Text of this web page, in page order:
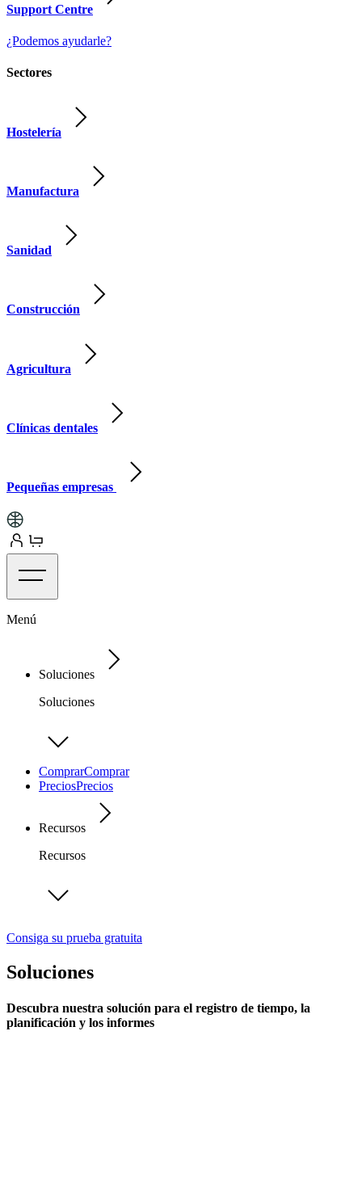
Support Centre
¿Podemos ayudarle?
Sectores
Hostelería
Manufactura
Sanidad
Construcción
Agricultura
Clínicas dentales
Pequeñas empresas
Menú
Soluciones
Soluciones
ComprarComprar
PreciosPrecios
Recursos
Recursos
Consiga su prueba gratuita
Soluciones
Descubra nuestra solución para el registro de tiempo, la
planificación y los informes